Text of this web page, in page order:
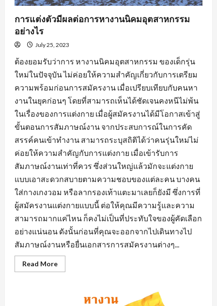
การแต่งตัวมีผลต่อการหางานนิคมอุตสาหกรรม
อย่างไร
July 25, 2023
ต้องยอมรับว่าการ หางานนิคมอุตสาหกรรม ของเด็กรุ่น
ใหม่ในปัจจุบัน ไม่ค่อยให้ความสำคัญเกี่ยวกับการเตรียม
ความพร้อมก่อนการสมัครงาน เมื่อเปรียบเทียบกับคนหา
งานในยุคก่อนๆ โดยที่สามารถเห็นได้ชัดเจนคงหนีไม่พ้น
ในเรื่องของการแต่งกาย เมื่อผู้สมัครงานได้มีโอกาสเข้าสู่
ขั้นตอนการสัมภาษณ์งาน จากประสบการณ์ในการคัด
สรรค์คนเข้าทำงาน สามารถระบุสถิติได้ว่าคนรุ่นใหม่ไม่
ค่อยให้ความสำคัญกับการแต่งกาย เมื่อเข้ารับการ
สัมภาษณ์งานเท่าที่ควร ซึ่งส่วนใหญ่แล้วมักจะแต่งกาย
แบบเอาสะดวกสบายตามความชอบของแต่ละคน บางคน
ใส่กางเกงวอม หรือลากรองเท้าแตะมาเลยก็ยังมี ซึ่งการที่
ผู้สมัครงานแต่งกายแบบนี้ ต่อให้คุณมีความรู้และความ
สามารถมากแค่ไหน ก็คงไม่เป็นที่ประทับใจของผู้คัดเลือก
อย่างแน่นอน ดังนั้นก่อนที่คุณจะออกจากไปเดินทางไป
สัมภาษณ์งานหรือยื่นเอกสารการสมัครงานต่างๆ...
Read MoreRead
more